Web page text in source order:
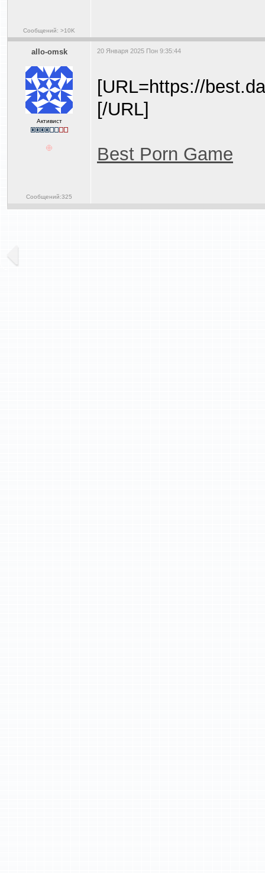
Сообщений: >10K
allo-omsk
Активист
Сообщений:325
20 Января 2025 Пон 9:35:44
[URL=https://
[/URL]
Best Porn Game